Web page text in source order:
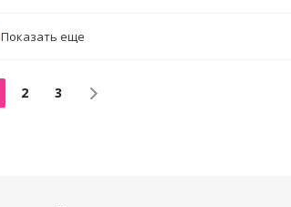
Показать еще
2 3